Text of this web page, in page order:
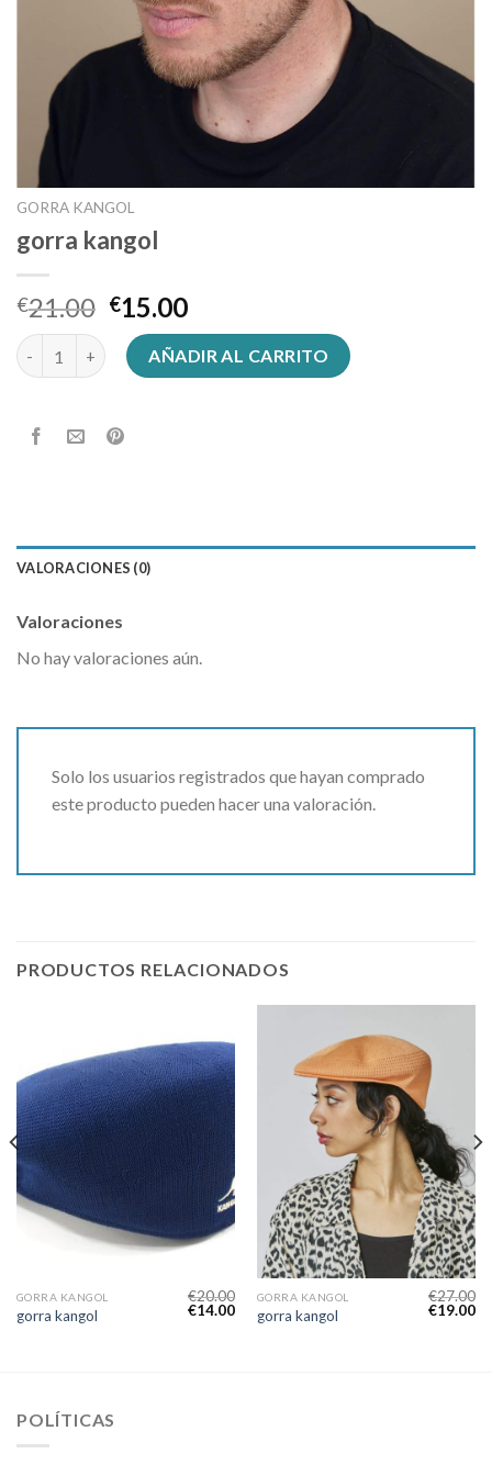
GORRA KANGOL
gorra kangol
€21.00 €15.00
gorra kangol cantidadAÑADIR AL CARRITO
VALORACIONES (0)
Valoraciones
No hay valoraciones aún.
Solo los usuarios registrados que hayan comprado
este producto pueden hacer una valoración.
PRODUCTOS RELACIONADOS
GORRA KANGOL
gorra kangol
€20.00
€14.00
GORRA KANGOL
gorra kangol
€27.00
€19.00
POLÍTICAS